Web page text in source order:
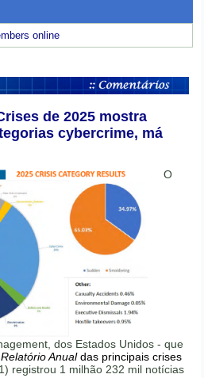
online
de 2025 mostra
cybercrime, má
O
dos Estados Unidos - que
Relatório Anualdas principais crises
registrou 1 milhão 232 mil notícias